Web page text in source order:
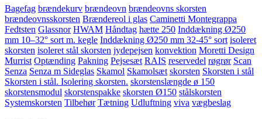
Bagefag brændekurv brændeovn brændeovns skorsten
brændeovnsskorsten Brændereol i glas Caminetti Montegrappa
Fedtsten Glassnor HWAM Håndtag hætte 250 Inddækning Ø250
mm 10–32° sort m. kegle Inddækning Ø250 mm 32-45° sort isoleret
skorsten isoleret stål skorsten jydepejsen konvektion Moretti Design
Murrist Optænding Pakning Pejsesæt RAIS reservedel røgrør Scan
Senza Senza m Sideglas Skamol Skamolsæt skorsten Skorsten i stål
Skorsten i stål. Isolering skorsten. skorstenslængde ø 150
skorstensmodul skorstenspakke skorsten Ø150 stålskorsten
Systemskorsten Tilbehør Tætning Udluftning viva vægbeslag